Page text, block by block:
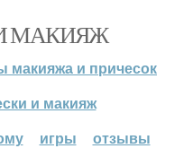
МАКИЯЖ
макияжа и причесок
и макияж
игры отзывы